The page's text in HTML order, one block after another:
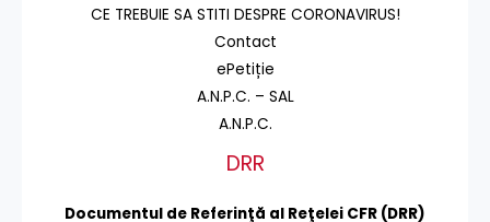
CE TREBUIE SA STITI DESPRE CORONAVIRUS!
Contact
ePetiție
A.N.P.C. – SAL
A.N.P.C.
DRR
Documentul de Referinţă al Reţelei CFR (DRR)